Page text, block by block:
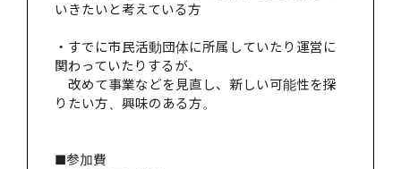
いきたいと考えている方
・すでに市民活動団体に所属していたり運営に
関わっていたりするが、
改めて事業などを見直し、新しい可能性を探
りたい方、興味のある方。
■参加費